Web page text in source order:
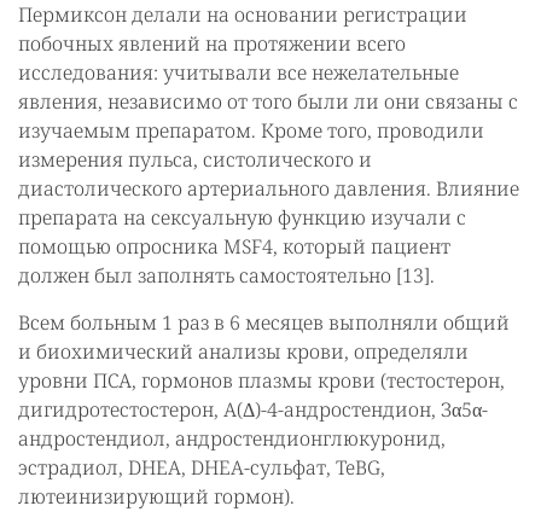
Пермиксон делали на основании регистрации
побочных явлений на протяжении всего
исследования: учитывали все нежелательные
явления, независимо от того были ли они связаны с
изучаемым препаратом. Кроме того, проводили
измерения пульса, систолического и
диастолического артериального давления. Влияние
препарата на сексуальную функцию изучали с
помощью опросника MSF4, который пациент
должен был заполнять самостоятельно [13].
Всем больным 1 раз в 6 месяцев выполняли общий
и биохимический анализы крови, определяли
уровни ПСА, гормонов плазмы крови (тестостерон,
дигидротестостерон, А(Δ)-4-андростендион, Зα5α-
андростендиол, андростендионглюкуронид,
эстрадиол, DHEA, DHEA-сульфат, TeBG,
лютеинизирующий гормон).